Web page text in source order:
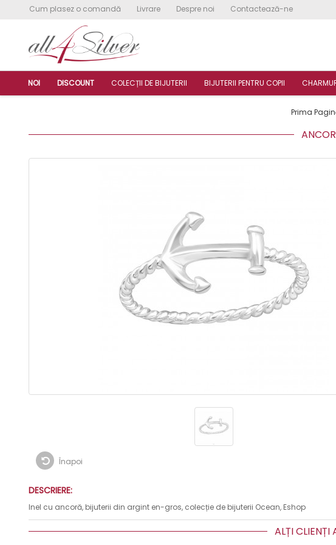
Cum plasez o comandă Livrare Despre noi Contactează-ne
NOI DISCOUNT COLECȚII DE BIJUTERII BIJUTERII PENTRU COPII
Prima
Înapoi
DESCRIERE:
Inel cu ancoră, bijuterii din argint en-gros, colecție de bijuterii Ocean, Eshop
ALȚI CLIENȚI